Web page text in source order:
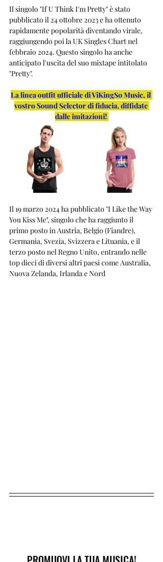
Il singolo "If U Think I'm Pretty" è stato
pubblicato il 24 ottobre 2023 e ha ottenuto
rapidamente popolarità diventando virale,
raggiungendo poi la UK Singles Chart nel
febbraio 2024. Questo singolo ha anche
anticipato l'uscita del suo mixtape intitolato
"Pretty".
La linea outfit ufficiale di ViKingSo Music, il
vostro Sound Selector di fiducia, diffidate
dalle imitazioni!
Il 19 marzo 2024 ha pubblicato "I Like the Way
You Kiss Me", singolo che ha raggiunto il
primo posto in Austria, Belgio (Fiandre),
Germania, Svezia, Svizzera e Lituania, e il
terzo posto nel Regno Unito, entrando nelle
top dieci di diversi altri paesi come Australia,
Nuova Zelanda, Irlanda e Nord